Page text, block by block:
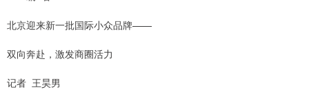
北京迎来新一批国际小众品牌——
双向奔赴，激发商圈活力
记者 王昊男